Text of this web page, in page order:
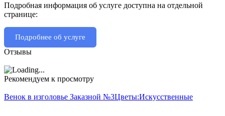
Подробная информация об услуге доступна на отдельной
странице:
Подробнее об услуге
Отзывы
Рекомендуем к просмотру
Венок в изголовье Заказной №3Цветы:Искусственные